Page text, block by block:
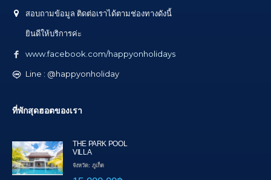
สอบถามข้อมูล ติดต่อเราได้ตามช่องทางดังนี้
ยินดีให้บริการค่ะ
www.facebook.com/happyonholidays
Line : @happyonholiday
ที่พักสุดฮอตของเรา
THE PARK POOL
VILLA
จังหวัด: ภูเก็ต